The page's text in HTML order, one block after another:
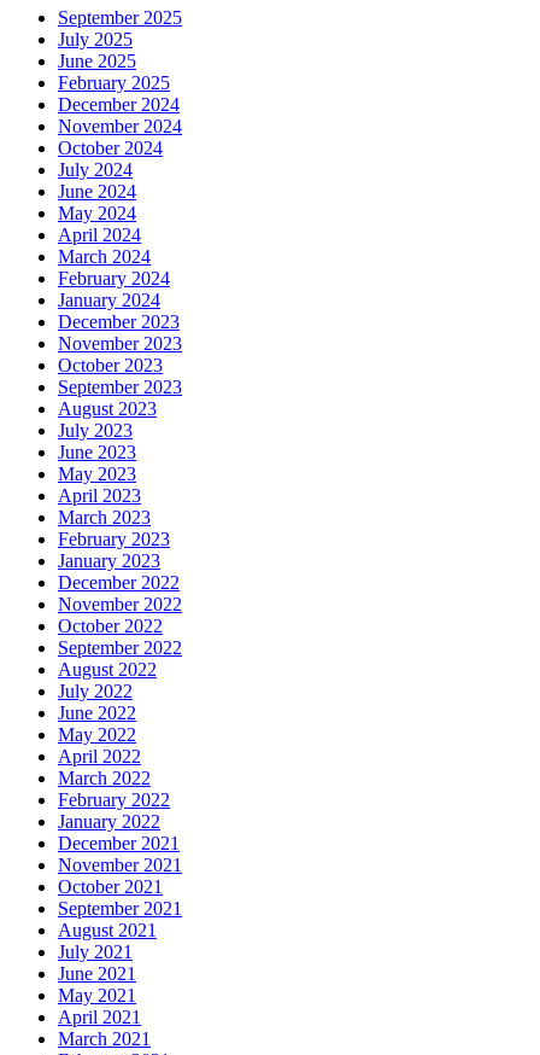
September 2025
July 2025
June 2025
February 2025
December 2024
November 2024
October 2024
July 2024
June 2024
May 2024
April 2024
March 2024
February 2024
January 2024
December 2023
November 2023
October 2023
September 2023
August 2023
July 2023
June 2023
May 2023
April 2023
March 2023
February 2023
January 2023
December 2022
November 2022
October 2022
September 2022
August 2022
July 2022
June 2022
May 2022
April 2022
March 2022
February 2022
January 2022
December 2021
November 2021
October 2021
September 2021
August 2021
July 2021
June 2021
May 2021
April 2021
March 2021